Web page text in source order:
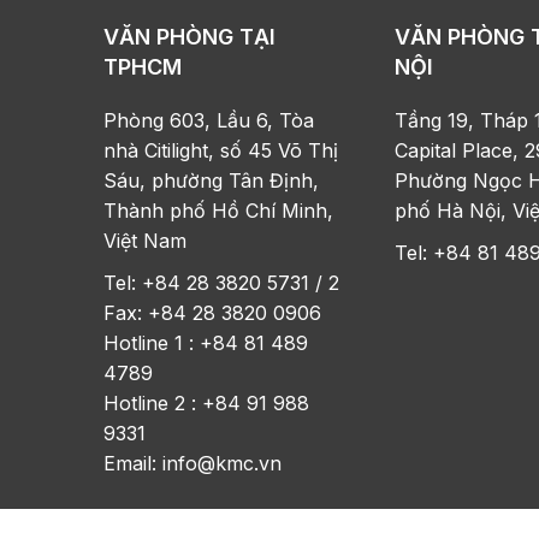
VĂN PHÒNG TẠI
TPHCM
Phòng 603, Lầu 6, Tòa
nhà Citilight, số 45 Võ Thị
Sáu, phường Tân Định,
Thành phố Hồ Chí Minh,
Việt Nam
Tel: +84 28 3820 5731 / 2
Fax: +84 28 3820 0906
Hotline 1 : +84 81 489
4789
Hotline 2 : +84 91 988
9331
Email: info@kmc.vn
VĂN PHÒNG
NỘI
Tầng 19, Tháp
Capital Place,
Phường Ngọc
phố Hà Nội,
Tel: +84 81